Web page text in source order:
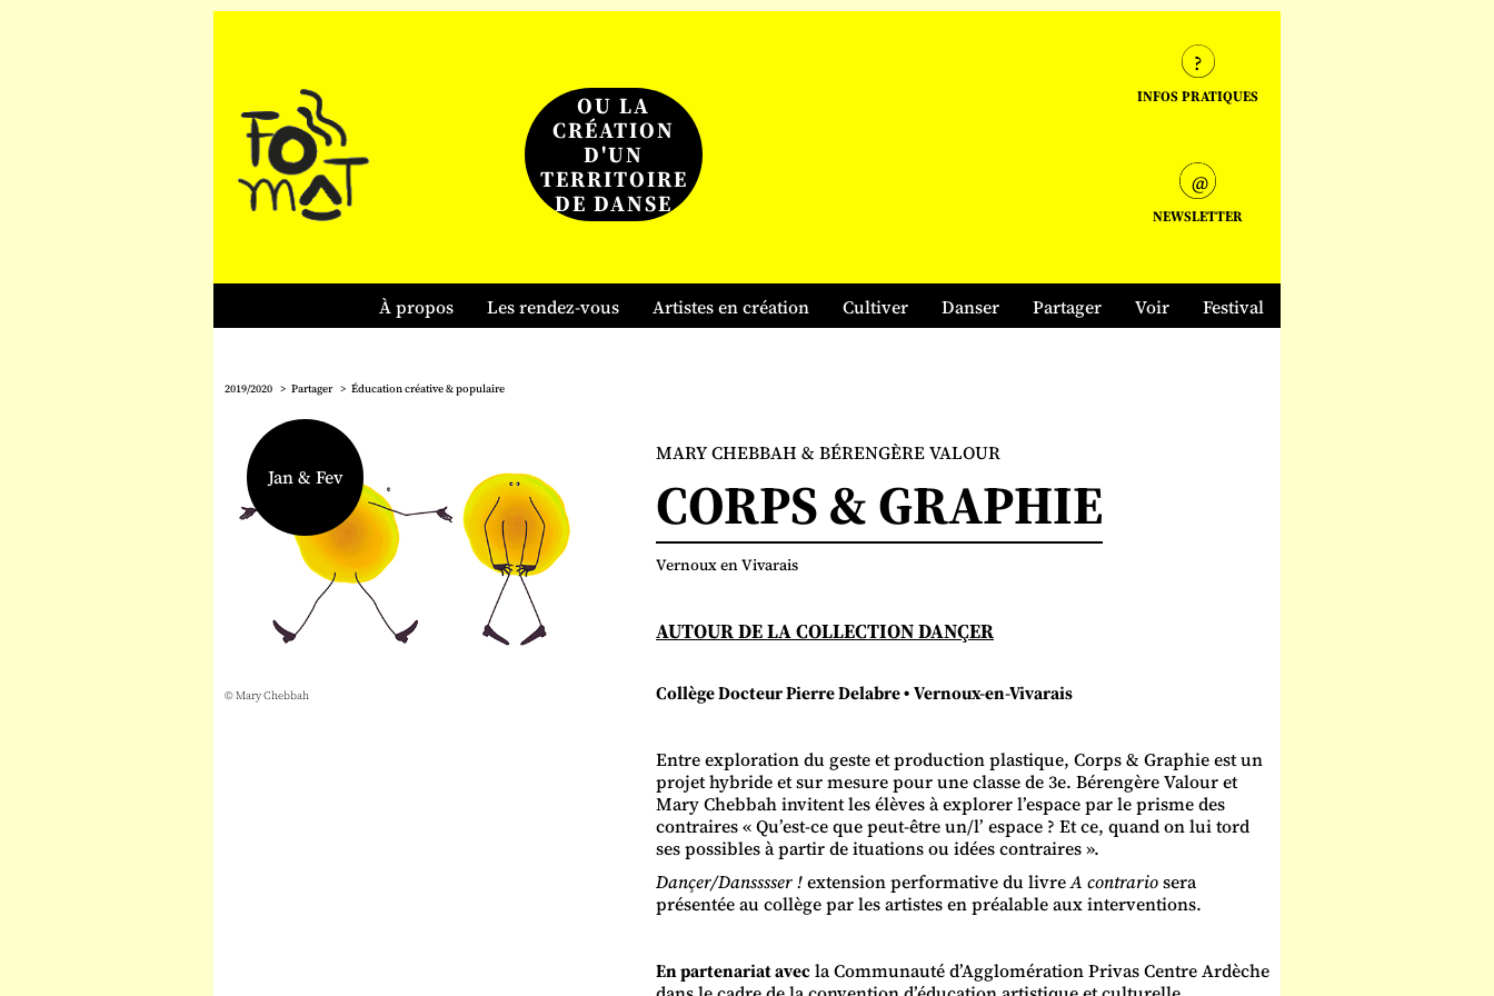
OU LA
CRÉATION
D'UN
TERRITOIRE
DE DANSE
INFOS PRATIQUES
NEWSLETTER
À propos Les rendez-vous Artistes en création Cultiver Danser Partager Voir Festival
2019/2020 Partager Éducation créative & populaire
MARY CHEBBAH & BÉRENGÈRE VALOUR
CORPS & GRAPHIE
Vernoux en Vivarais
AUTOUR DE LA COLLECTION DANÇER
Collège Docteur Pierre Delabre •Vernoux-en-Vivarais
Entre exploration du geste et production plastique, Corps & Graphie est un
projet hybride et sur mesure pour une classe de 3e. Bérengère Valour et
Mary Chebbah invitent les élèves à explorer l’espace par le prisme des
contraires « Qu’est-ce que peut-être un/l’ espace ? Et ce, quand on lui tord
ses possibles à partir de ituations ou idées contraires ».
Dançer/Dansssser !extension performative du livreA contrariosera
présentée au collège par les artistes en préalable aux interventions.
En partenariat avecla Communauté d’Agglomération Privas Centre Ardèche
Jan & Fev
© Mary Chebbah